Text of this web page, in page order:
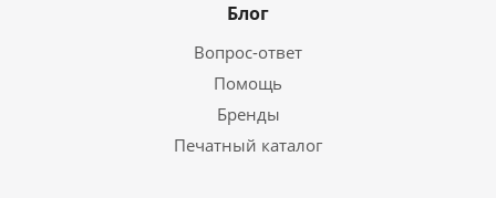
Блог
Вопрос-ответ
Помощь
Бренды
Печатный каталог